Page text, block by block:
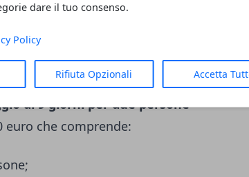
dare il tuo consenso.
Policy
Rifiuta Opzionali Accetta
in modalità istant win, dovrai
che potrà in seguito esser
6 mesi dalla
Brasile in modalità
di 9 giorni per due persone
euro che comprende: